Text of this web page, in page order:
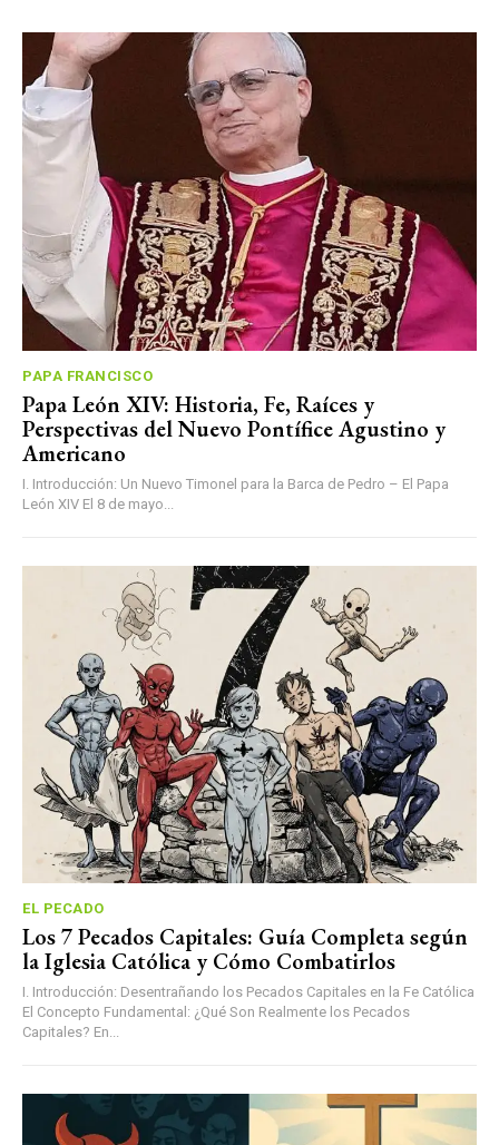
PAPA FRANCISCO
Papa León XIV: Historia, Fe, Raíces y
Perspectivas del Nuevo Pontífice Agustino y
Americano
I. Introducción: Un Nuevo Timonel para la Barca de Pedro – El Papa
León XIV El 8 de mayo...
EL PECADO
Los 7 Pecados Capitales: Guía Completa según
la Iglesia Católica y Cómo Combatirlos
I. Introducción: Desentrañando los Pecados Capitales en la Fe Católica
El Concepto Fundamental: ¿Qué Son Realmente los Pecados
Capitales? En...